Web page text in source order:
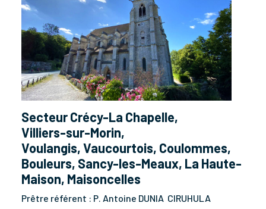
Secteur Crécy-La Chapelle,
Villiers-sur-Morin,
Voulangis, Vaucourtois, Coulommes,
Bouleurs, Sancy-les-Meaux, La Haute-
Maison, Maisoncelles
Prêtre référent : P. Antoine DUNIA CIRUHULA